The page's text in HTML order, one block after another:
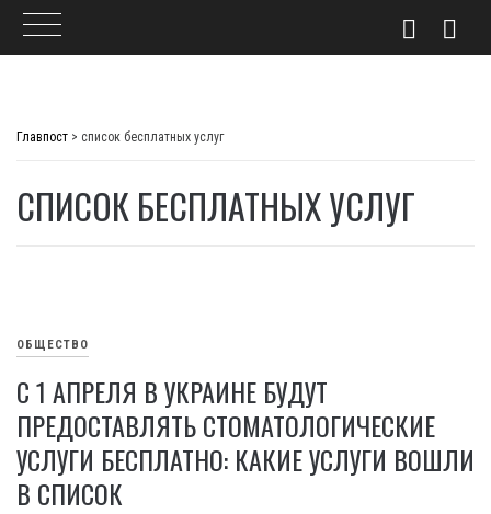
Главпост > список бесплатных услуг
СПИСОК БЕСПЛАТНЫХ УСЛУГ
ОБЩЕСТВО
С 1 АПРЕЛЯ В УКРАИНЕ БУДУТ
ПРЕДОСТАВЛЯТЬ СТОМАТОЛОГИЧЕСКИЕ
УСЛУГИ БЕСПЛАТНО: КАКИЕ УСЛУГИ ВОШЛИ
В СПИСОК